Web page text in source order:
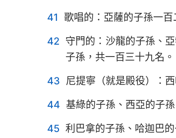
41 歌唱的：亞薩的子孫一百
42 守門的：沙龍的子孫、
子孫，共一百三十九名。
43 尼提寧（就是殿役）：
44 基綠的子孫、西亞的子
45 利巴拿的子孫、哈迦巴